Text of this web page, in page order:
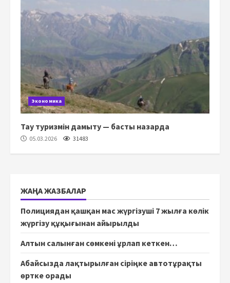
Экономика
Тау туризмін дамыту — басты назарда
05.03.2026 31483
ЖАҢА ЖАЗБАЛАР
Полициядан қашқан мас жүргізуші 7 жылға көлік
жүргізу құқығынан айырылды
Алтын салынған сөмкені ұрлап кеткен…
Абайсызда лақтырылған сіріңке автотұрақты
өртке орады